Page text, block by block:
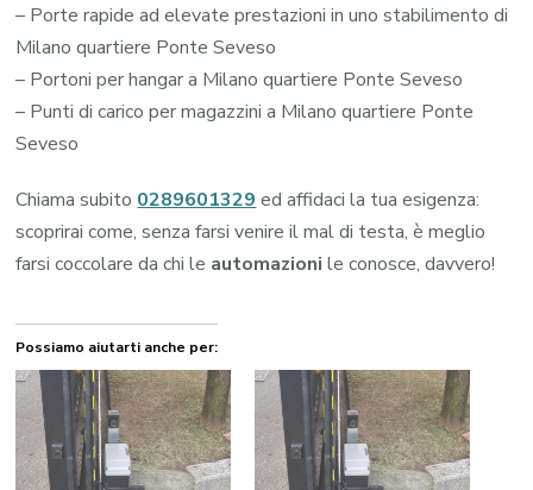
– Porte rapide ad elevate prestazioni in uno stabilimento di
Milano quartiere Ponte Seveso
– Portoni per hangar a Milano quartiere Ponte Seveso
– Punti di carico per magazzini a Milano quartiere Ponte
Seveso
Chiama subito 0289601329 ed affidaci la tua esigenza:
scoprirai come, senza farsi venire il mal di testa, è meglio
farsi coccolare da chi le automazioni le conosce, davvero!
Possiamo aiutarti anche per: